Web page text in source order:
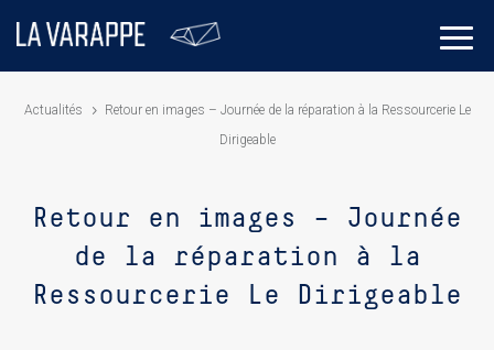
Actualités
Retour en images – Journée de la réparation à la Ressourcerie Le
Dirigeable
Retour en images – Journée
de la réparation à la
Ressourcerie Le Dirigeable